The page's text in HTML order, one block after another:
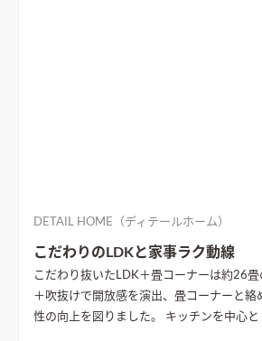
DETAIL HOME（ディテールホーム）
こだわりのLDKと家事ラク動線
こだわり抜いたLDK＋畳コーナーは約26畳の
＋吹抜けで開放感を演出、畳コーナーと絡
性の向上を図りました。 キッチンを中心とした家事ラク動線を